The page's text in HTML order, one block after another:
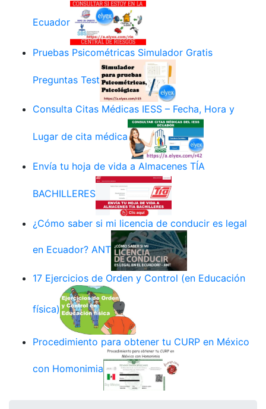
Ecuador
Pruebas Psicométricas Simulador Gratis
Preguntas Test
Consulta Citas Médicas IESS – Fecha, Hora y
Lugar de cita médica
Envía tu hoja de vida a Almacenes TÍA
BACHILLERES
¿Cómo saber si mi licencia de conducir es legal
en Ecuador? ANT
17 Ejercicios de Orden y Control (en Educación
física)
Procedimiento para obtener tu CURP en México
con Homonimia